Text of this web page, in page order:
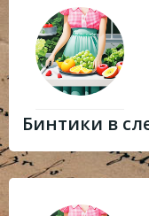
Бинтики в